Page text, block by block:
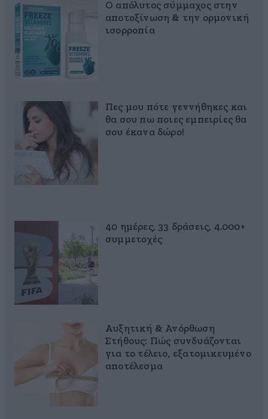
Ο απόλυτος σύμμαχος στην
αποτοξίνωση & την ορμονική
ισορροπία
Πες μου πότε γεννήθηκες και
θα σου πω ποιες εμπειρίες θα
σου έκανα δώρο!
40 ημέρες, 33 δράσεις, 4.000+
συμμετοχές
Αυξητική & Ανόρθωση
Στήθους: Πώς συνδυάζονται
για το τέλειο, εξατομικευμένο
αποτέλεσμα